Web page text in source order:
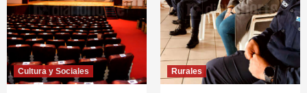
Cultura y Sociales Rurales